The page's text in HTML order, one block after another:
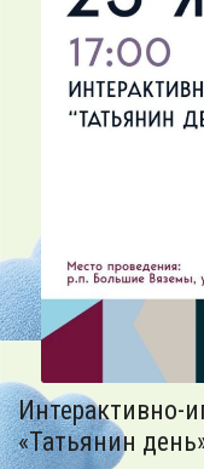
Интерактивно-
«Татьянин